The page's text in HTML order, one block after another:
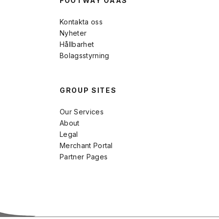
Kontakta oss
Nyheter
Hållbarhet
Bolagsstyrning
GROUP SITES
Our Services
About
Legal
Merchant Portal
Partner Pages